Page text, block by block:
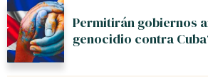
Permitirán gobiernos
genocidio contra